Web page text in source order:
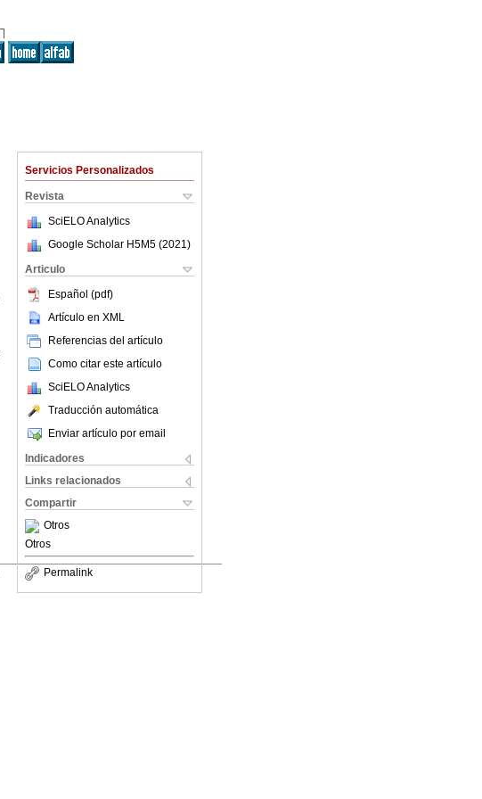
Servicios Personalizados
Revista
SciELO Analytics
Google Scholar H5M5 (2021 )
Articulo
Español (pdf)
Artículo en XML
Referencias del artículo
Como citar este artículo
SciELO Analytics
Traducción automática
Enviar artículo por email
Indicadores
Links relacionados
Compartir
Otros
Otros
Permalink